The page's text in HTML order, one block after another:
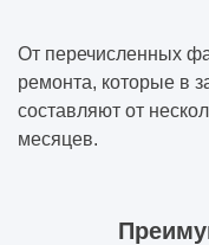
От перечисленных
ремонта, которые в
составляют от
месяцев.